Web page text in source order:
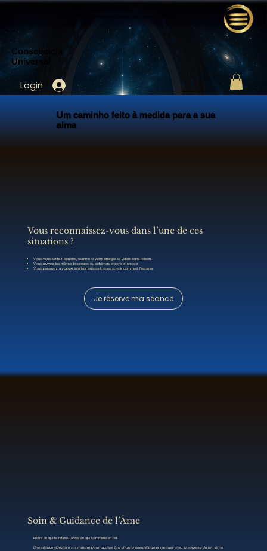
Consciência
Universal
Login
Um caminho feito à medida para a sua
alma
Vous reconnaissez-vous dans l’une de ces
situations ?
Vous vous sentez épuisé·e, comme si votre énergie se vidait sans raison.
Vous revivez les mêmes blocages ou schémas encore et encore.
Vous percevez un appel intérieur puissant, sans savoir comment l’incarner.
Je réserve ma séance
Soin & Guidance de l’Âme
Libère ce qui te retient. Révèle ce qui sommeille en toi.
Une séance vibratoire sur mesure pour apaiser ton champ énergétique et renouer avec la sagesse de ton âme.